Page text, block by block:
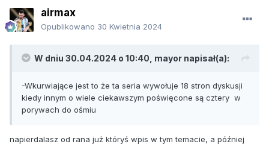
airmax
Opublikowano 30 Kwietnia 2024
W dniu 30.04.2024 o 10:40, mayor napisał(a):
-Wkurwiające jest to że ta seria wywołuje 18 stron dyskusji
kiedy innym o wiele ciekawszym poświęcone są cztery w
porywach do ośmiu
napierdalasz od rana już któryś wpis w tym temacie, a później